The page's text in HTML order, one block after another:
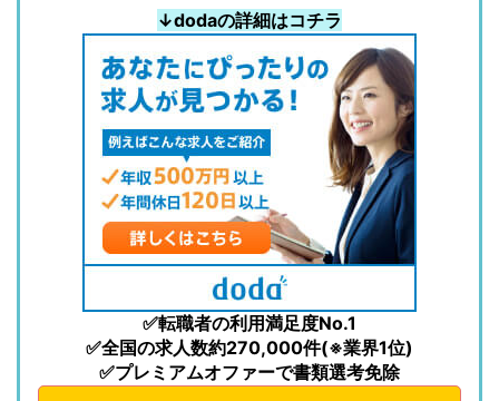
↓dodaの詳細はコチラ
✅転職者の利用満足度No.1
✅全国の求人数約270,000件(※業界1位)
✅プレミアムオファーで書類選考免除